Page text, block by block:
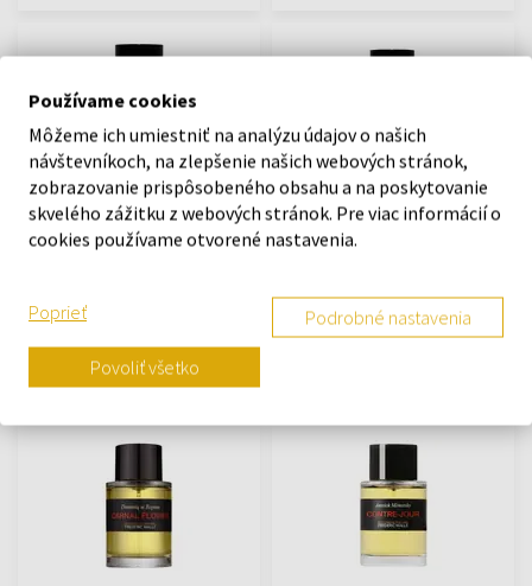
Frederic Malle Monsieur
Parfumovaná voda
Od 50ml - do 100ml
Odošleme do 13.08.
od180,53 €do244,43
Frederic Malle Geranium
Pour Monsieur
Parfumovaná voda
Odošleme do 13.08.
180,53 €
237,61
Používame cookies
Môžeme ich umiestniť na analýzu údajov o našich
návštevníkoch, na zlepšenie našich webových stránok,
zobrazovanie prispôsobeného obsahu a na poskytovanie
skvelého zážitku z webových stránok. Pre viac informácií o
cookies používame otvorené nastavenia.
Poprieť Podrobné nastavenia
Povoliť všetko